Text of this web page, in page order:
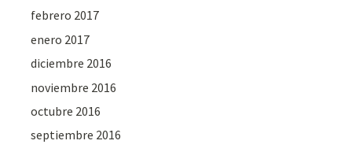
febrero 2017
enero 2017
diciembre 2016
noviembre 2016
octubre 2016
septiembre 2016